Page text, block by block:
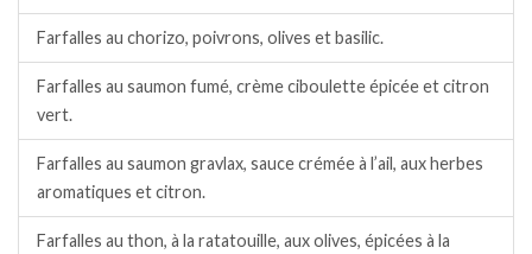
Farfalles au chorizo, poivrons, olives et basilic.
Farfalles au saumon fumé, crème ciboulette épicée et citron
vert.
Farfalles au saumon gravlax, sauce crémée à l’ail, aux herbes
aromatiques et citron.
Farfalles au thon, à la ratatouille, aux olives, épicées à la